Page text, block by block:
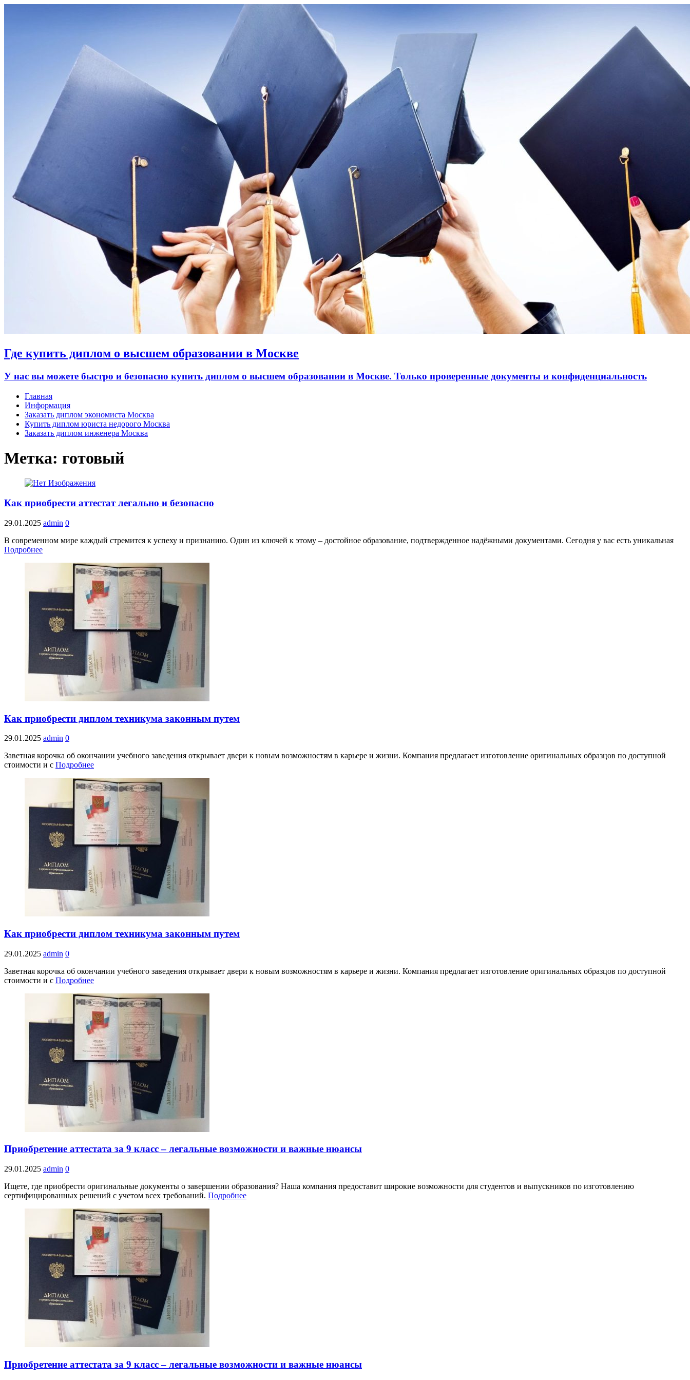
Где купить диплом о высшем образовании в Москве
У нас вы можете быстро и безопасно купить диплом о высшем образовании в Москве. Только проверенные документы и конфиденциальность
Главная
Информация
Заказать диплом экономиста Москва
Купить диплом юриста недорого Москва
Заказать диплом инженера Москва
Метка: готовый
Как приобрести аттестат легально и безопасно
29.01.2025 admin 0
В современном мире каждый стремится к успеху и признанию. Один из ключей к этому – достойное образование, подтвержденное надёжными документами. Сегодня у вас есть уникальная
Подробнее
Как приобрести диплом техникума законным путем
29.01.2025 admin 0
Заветная корочка об окончании учебного заведения открывает двери к новым возможностям в карьере и жизни. Компания предлагает изготовление оригинальных образцов по доступной
стоимости и с Подробнее
Как приобрести диплом техникума законным путем
29.01.2025 admin 0
Заветная корочка об окончании учебного заведения открывает двери к новым возможностям в карьере и жизни. Компания предлагает изготовление оригинальных образцов по доступной
стоимости и с Подробнее
Приобретение аттестата за 9 класс – легальные возможности и важные нюансы
29.01.2025 admin 0
Ищете, где приобрести оригинальные документы о завершении образования? Наша компания предоставит широкие возможности для студентов и выпускников по изготовлению
сертифицированных решений с учетом всех требований. Подробнее
Приобретение аттестата за 9 класс – легальные возможности и важные нюансы